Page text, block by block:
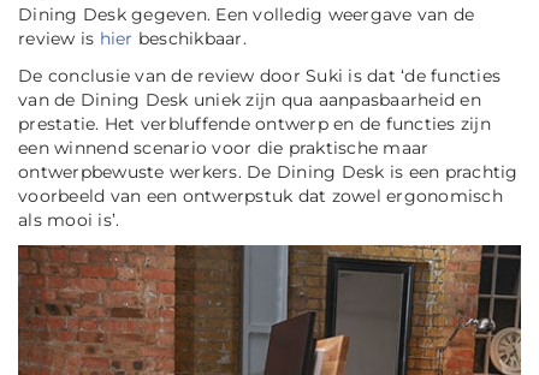
Dining Desk gegeven. Een volledig weergave van de
review is hier beschikbaar.
De conclusie van de review door Suki is dat ‘de functies
van de Dining Desk uniek zijn qua aanpasbaarheid en
prestatie. Het verbluffende ontwerp en de functies zijn
een winnend scenario voor die praktische maar
ontwerpbewuste werkers. De Dining Desk is een prachtig
voorbeeld van een ontwerpstuk dat zowel ergonomisch
als mooi is’.